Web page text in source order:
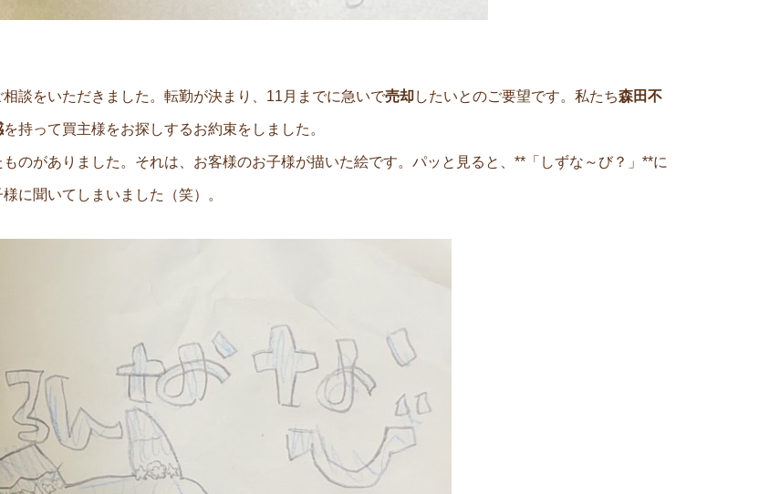
相談をいただきました。転勤が決まり、11月までに急いで売却したいとのご要望です。私たち森田不
を持って買主様をお探しするお約束をしました。
のがありました。それは、お客様のお子様が描いた絵です。パッと見ると、**「しずな～び？」**に
に聞いてしまいました（笑）。